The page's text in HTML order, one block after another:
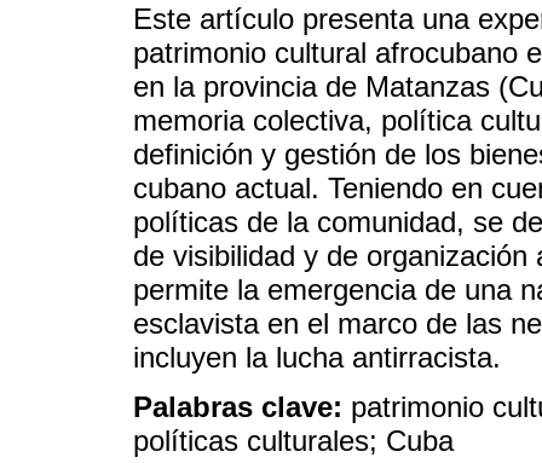
Este artículo presenta una
patrimonio cultural afrocubano
en la provincia de Matanzas
memoria colectiva, política
definición y gestión de los
cubano actual. Teniendo en
políticas de la comunidad, se
de visibilidad y de
permite la emergencia de una
esclavista en el marco de las
incluyen la lucha antirracista.
Palabras clave: patrimonio
políticas culturales; Cuba